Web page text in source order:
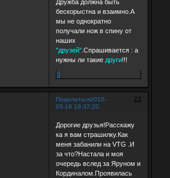
Дружба должна быть
бескорыстна и взаимно.А
мы не однократно
получали нож в спину от
наших
"друзей".Спрашивается : а
нужны ли такие други!!!
0
Поделиться 23
2010-
05-18 19:37:20
Дорогие друзья!Расскажу
ка я вам страшилку.Как
меня забанили на VTG .И
за что?Настала и моя
очередь вслед за Яруном и
Кординалом.Проявилась